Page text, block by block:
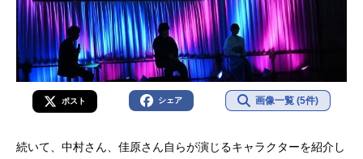
ポスト シェア 画像一覧 (5件)
続いて、中村さん、佳原さん自らが演じるキャラクターを紹介し